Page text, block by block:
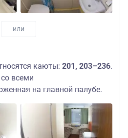
каюты: 201, 203–236.
всеми
на главной палубе.